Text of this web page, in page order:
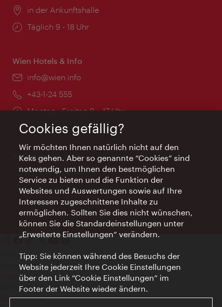
Ort:
in der Ankunftshalle
Öffnungszeiten:
Täglich 9 - 18 Uhr
Wien Hotels & Info
Email:
info@wien.info
Telefon:
+43-1-24 555
Öffnungszeiten:
Montag - Freitag 9 – 17 Uhr
Feiertags geschlossen
AI Concierge Wien
Ort:
concierge.wien.info
Öffnungszeiten:
Informationen rund um die Uhr
Kontakt
Impressum
Datenschutz
Nutzungsbedingungen
Barrierefreiheit
Cookies gefällig?
Wir möchten Ihnen natürlich nicht auf den
Keks gehen. Aber so genannte “Cookies” sind
notwendig, um Ihnen den bestmöglichen
Service zu bieten und die Funktion der
Websites und Auswertungen sowie auf Ihre
Interessen zugeschnittene Inhalte zu
ermöglichen. Sollten Sie dies nicht wünschen,
können Sie die Standardeinstellungen unter
„Erweiterte Einstellungen“ verändern.
Tipp: Sie können während des Besuchs der
Website jederzeit Ihre Cookie Einstellungen
über den Link “Cookie Einstellungen” im
Footer der Website wieder ändern.